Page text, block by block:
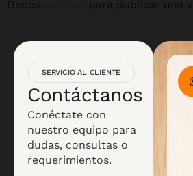
Debes
para publicar una
SERVICIO AL CLIENTE
Contáctanos
Conéctate con
nuestro equipo para
dudas, consultas o
requerimientos.